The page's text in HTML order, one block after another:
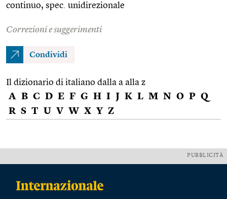
continuo, spec. unidirezionale
Correzioni e suggerimenti
Condividi
Il dizionario di italiano dalla a alla z
A B C D E F G H I J K L M N O P Q
R S T U V W X Y Z
PUBBLICITÀ